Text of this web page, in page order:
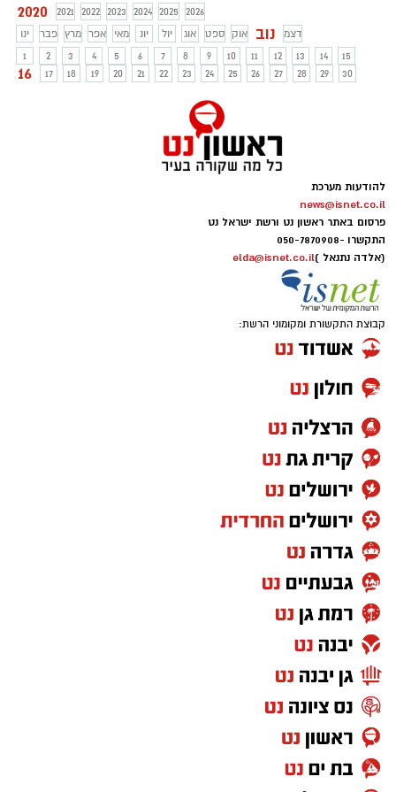
2020 2021 2022 2023 2024 2025
2026
ינו
פבר מרץ אפר מאי יונ יול אוג ספט אוק נוב
דצמ
1
2 3 4 5 6 7 8 9 10 11 12 13 14 15
16 17 18 19 20 21 22 23 24 25 26 27 28 29 30
להודעות מערכת
news@isnet.co.il
פרסום באתר ראשון נט ורשת ישראל נט
התקשרו -050-7870908
(אלדה נתנאל )elda@isnet.co.il
קבוצת התקשורת ומקומוני הרשת: